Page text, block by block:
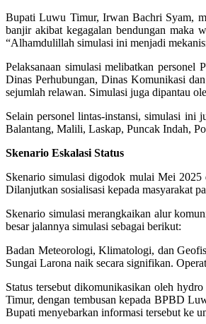
Bupati Luwu Timur, Irwan Bachri Syam,
banjir akibat kegagalan bendungan maka
“Alhamdulillah simulasi ini menjadi
Pelaksanaan simulasi melibatkan
Dinas Perhubungan, Dinas Komunikasi
sejumlah relawan. Simulasi juga dipantau
Selain personel lintas-instansi, simulasi ini
Balantang, Malili, Laskap, Puncak Indah,
Skenario Eskalasi Status
Skenario simulasi digodok mulai Mei 2025
Dilanjutkan sosialisasi kepada masyarakat
Skenario simulasi merangkaikan alur
besar jalannya simulasi sebagai berikut:
Badan Meteorologi, Klimatologi, dan
Sungai Larona naik secara signifikan.
Status tersebut dikomunikasikan oleh
Timur, dengan tembusan kepada BPBD
Bupati menyebarkan informasi tersebut ke